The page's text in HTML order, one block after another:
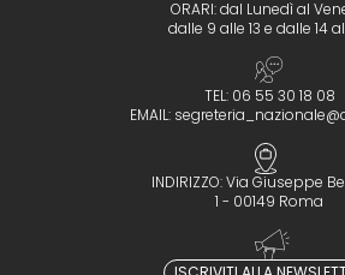
ORARI: dal Lunedì al
dalle 9 alle 13 e dalle 14
TEL: 06 55 30 18 08
EMAIL:
INDIRIZZO: Via Giuseppe
1 - 00149 Roma